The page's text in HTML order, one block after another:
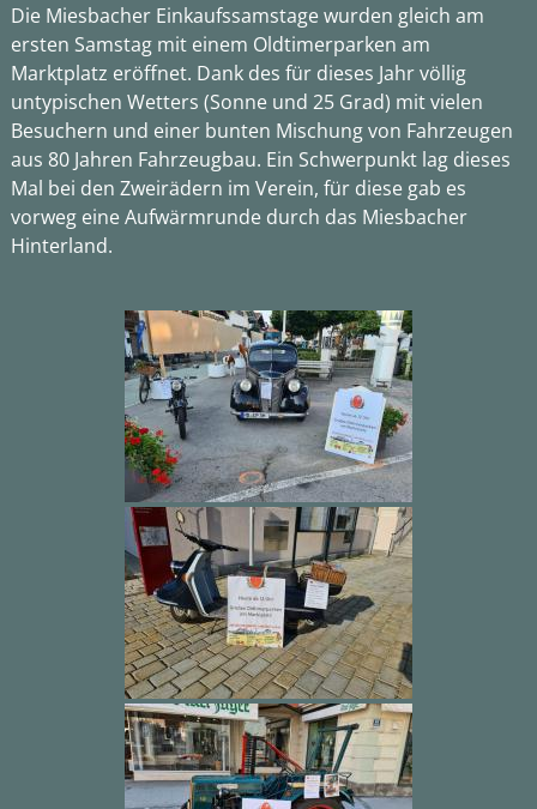
Die Miesbacher Einkaufssamstage wurden gleich am
ersten Samstag mit einem Oldtimerparken am
Marktplatz eröffnet. Dank des für dieses Jahr völlig
untypischen Wetters (Sonne und 25 Grad) mit vielen
Besuchern und einer bunten Mischung von Fahrzeugen
aus 80 Jahren Fahrzeugbau. Ein Schwerpunkt lag dieses
Mal bei den Zweirädern im Verein, für diese gab es
vorweg eine Aufwärmrunde durch das Miesbacher
Hinterland.